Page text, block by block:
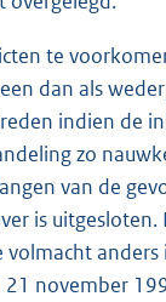
te
dan als
indien de
zo
van de
is uitgesloten.
anders
november